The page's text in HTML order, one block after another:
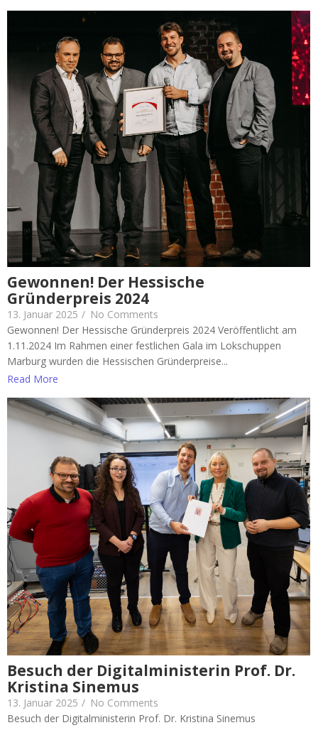
Gewonnen! Der Hessische
Gründerpreis 2024​
13. Januar 2025 / No Comments
Gewonnen! Der Hessische Gründerpreis 2024​ Veröffentlicht am
1.11.2024 Im Rahmen einer festlichen Gala im Lokschuppen
Marburg wurden die Hessischen Gründerpreise...
Read More
Besuch der Digitalministerin Prof. Dr.
Kristina Sinemus
13. Januar 2025 / No Comments
Besuch der Digitalministerin Prof. Dr. Kristina Sinemus